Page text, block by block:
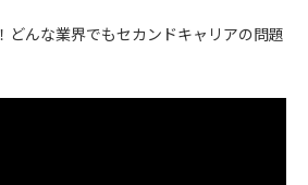
どんな業界でもセカンドキャリアの問題